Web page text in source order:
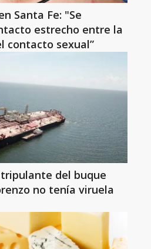
Santa Fe: "Se
estrecho entre la
contacto sexual”
del buque
no tenía viruela